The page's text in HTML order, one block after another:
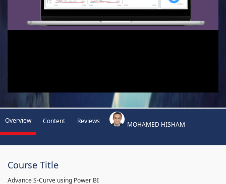
Overview Content Reviews MOHAMED HISHAM
Course Title
Advance S-Curve using Power BI